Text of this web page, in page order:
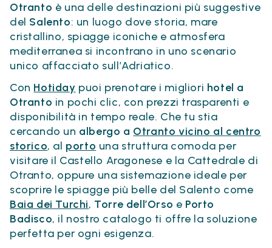
Otranto è una delle destinazioni più suggestive
del Salento: un luogo dove storia, mare
cristallino, spiagge iconiche e atmosfera
mediterranea si incontrano in uno scenario
unico affacciato sull’Adriatico.
Con Hotiday puoi prenotare i migliori hotel a
Otranto in pochi clic, con prezzi trasparenti e
disponibilità in tempo reale. Che tu stia
cercando un albergo a Otranto vicino al centro
storico, al porto una struttura comoda per
visitare il Castello Aragonese e la Cattedrale di
Otranto, oppure una sistemazione ideale per
scoprire le spiagge più belle del Salento come
Baia dei Turchi, Torre dell’Orso e Porto
Badisco, il nostro catalogo ti offre la soluzione
perfetta per ogni esigenza.